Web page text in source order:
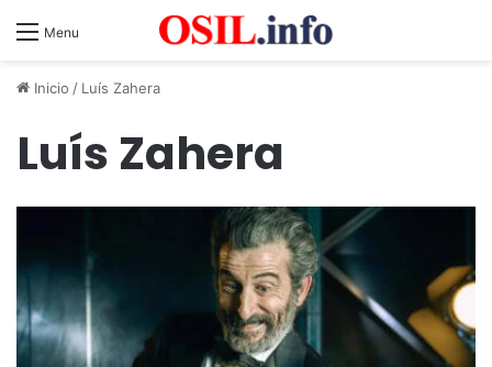
Menu
Inicio / Luís Zahera
Luís Zahera